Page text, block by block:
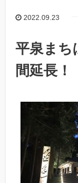
2022.09.23
平泉まち
間延長！